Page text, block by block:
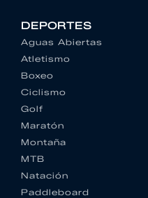
DEPORTES
Aguas Abiertas
Atletismo
Boxeo
Ciclismo
Golf
Maratón
Montaña
MTB
Natación
Paddleboard